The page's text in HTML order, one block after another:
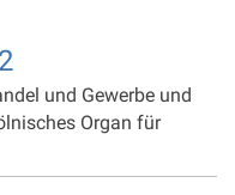
und Gewerbe und
Organ für